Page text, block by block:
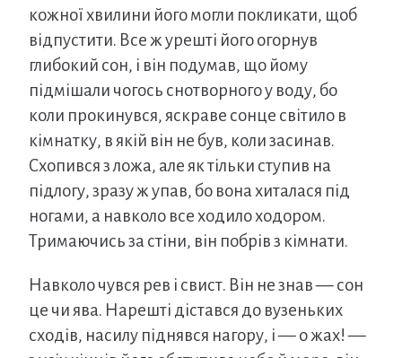
кожної хвилини його могли покликати, щоб
відпустити. Все ж урешті його огорнув
глибокий сон, і він подумав, що йому
підмішали чогось снотворного у воду, бо
коли прокинувся, яскраве сонце світило в
кімнатку, в якій він не був, коли засинав.
Схопився з ложа, але як тільки ступив на
підлогу, зразу ж упав, бо вона хиталася під
ногами, а навколо все ходило ходором.
Тримаючись за стіни, він побрів з кімнати.
Навколо чувся рев і свист. Він не знав — сон
це чи ява. Нарешті дістався до вузеньких
сходів, насилу піднявся нагору, і — о жах! —